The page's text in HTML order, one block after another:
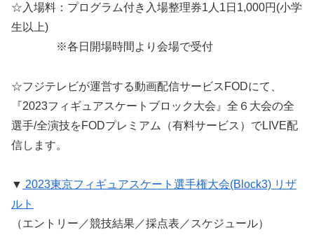
☆入場料：プログラム付き入場整理券1人1日1,000円(小学
生以上)
※各日開場時間より会場で受付
☆フジテレビが運営する動画配信サービスFODにて、
『2023フィギュアスケートブロック大会』全６大会の全
選手/全演技をFODプレミアム（有料サービス）でLIVE配
信します。
▼ 2023東京フィギュアスケート選手権大会(Block3) リザ
ルト
（エントリー／競技結果／採点表／スケジュール）